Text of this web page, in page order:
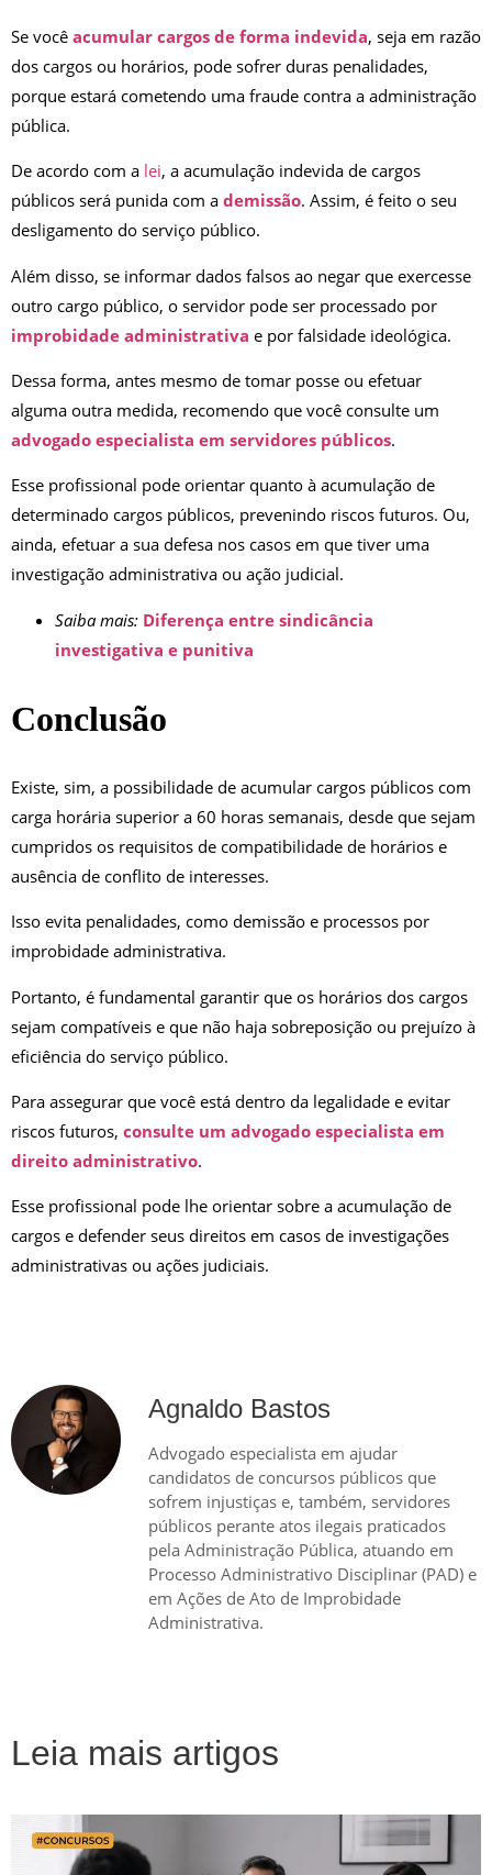
Se você acumular cargos de forma indevida, seja em razão
dos cargos ou horários, pode sofrer duras penalidades,
porque estará cometendo uma fraude contra a administração
pública.
De acordo com a lei, a acumulação indevida de cargos
públicos será punida com a demissão. Assim, é feito o seu
desligamento do serviço público.
Além disso, se informar dados falsos ao negar que exercesse
outro cargo público, o servidor pode ser processado por
improbidade administrativa e por falsidade ideológica.
Dessa forma, antes mesmo de tomar posse ou efetuar
alguma outra medida, recomendo que você consulte um
advogado especialista em servidores públicos.
Esse profissional pode orientar quanto à acumulação de
determinado cargos públicos, prevenindo riscos futuros. Ou,
ainda, efetuar a sua defesa nos casos em que tiver uma
investigação administrativa ou ação judicial.
Saiba mais: Diferença entre sindicância
investigativa e punitiva
Conclusão
Existe, sim, a possibilidade de acumular cargos públicos com
carga horária superior a 60 horas semanais, desde que sejam
cumpridos os requisitos de compatibilidade de horários e
ausência de conflito de interesses.
Isso evita penalidades, como demissão e processos por
improbidade administrativa.
Portanto, é fundamental garantir que os horários dos cargos
sejam compatíveis e que não haja sobreposição ou prejuízo à
eficiência do serviço público.
Para assegurar que você está dentro da legalidade e evitar
riscos futuros, consulte um advogado especialista em
direito administrativo.
Esse profissional pode lhe orientar sobre a acumulação de
cargos e defender seus direitos em casos de investigações
administrativas ou ações judiciais.
Agnaldo Bastos
Advogado especialista em ajudar
candidatos de concursos públicos que
sofrem injustiças e, também, servidores
públicos perante atos ilegais praticados
pela Administração Pública, atuando em
Processo Administrativo Disciplinar (PAD) e
em Ações de Ato de Improbidade
Administrativa.
Leia mais artigos